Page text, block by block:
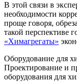
В этой связи в
необходимости
проще говоря,
такой перспективе
«Химагрегаты»
Оборудование для
Проектирование и
оборудования для